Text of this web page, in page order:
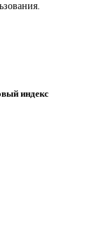
индекс